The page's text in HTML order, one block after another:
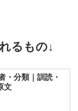
るもの↓
・分類｜訓読・
文